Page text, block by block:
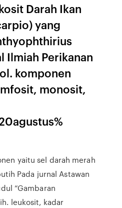
Darah Ikan
yang
Ilmiah Perikanan
komponen
monosit,
yaitu sel darah merah
Pada jurnal Astawan
“Gambaran
leukosit, kadar